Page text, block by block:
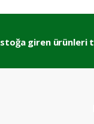
stoğa giren ürünleri